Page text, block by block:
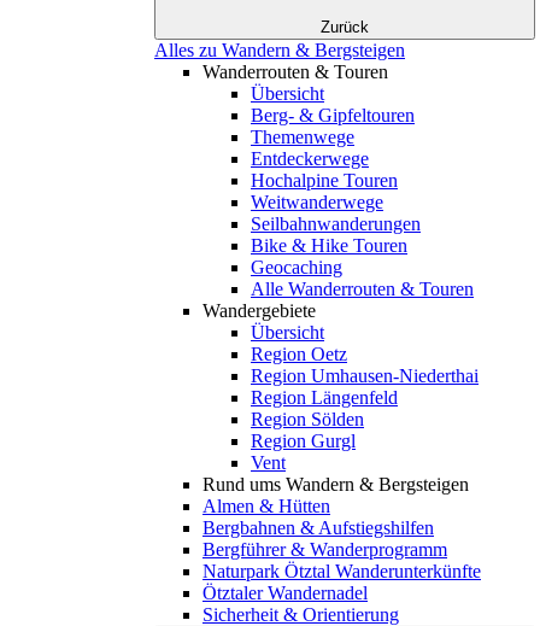
Zurück
Alles zu Wandern & Bergsteigen
Wanderrouten & Touren
Übersicht
Berg- & Gipfeltouren
Themenwege
Entdeckerwege
Hochalpine Touren
Weitwanderwege
Seilbahnwanderungen
Bike & Hike Touren
Geocaching
Alle Wanderrouten & Touren
Wandergebiete
Übersicht
Region Oetz
Region Umhausen-Niederthai
Region Längenfeld
Region Sölden
Region Gurgl
Vent
Rund ums Wandern & Bergsteigen
Almen & Hütten
Bergbahnen & Aufstiegshilfen
Bergführer & Wanderprogramm
Naturpark Ötztal Wanderunterkünfte
Ötztaler Wandernadel
Sicherheit & Orientierung